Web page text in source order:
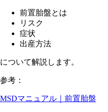
前置胎盤とは
リスク
症状
出産方法
について解説します。
参考：
MSDマニュアル｜前置胎盤